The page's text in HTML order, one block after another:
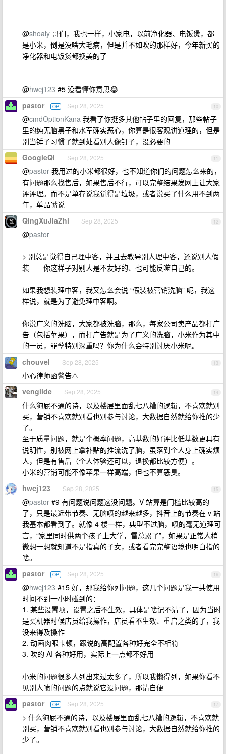
@shoaly 哥们，我也一样，小家电，以前净化器、电饭煲，都
是小米，倒是没啥大毛病，但是并不如吹的那样好，今年新买的
净化器和电饭煲都换美的了
@hwcj123 #5 没看懂你意思😂
10
pastor OP Sep 28, 2025
@cmdOptionKana 我看了你挺多其他帖子里的回复，那些帖子
里的纯无脑黑子和水军确实恶心，你算是很客观讲道理的，但是
别当锤子习惯了就到处看别人像钉子，没必要的
11
GoogleQi Sep 28, 2025
@pastor 我用过的小米都很好，也不知道你们的问题怎么来的，
有问题那么找售后，如果售后不行，可以完整结果发网上让大家
评评理。而不是单存说我觉得是垃圾，或者说买了什么用不到两
年，单品嘴说
12
QingXuJiaZhi Sep 28, 2025
@pastor
> 别总是觉得自己理中客，并且去教导别人理中客，还说别人假
装——你这样子对别人是不友好的、也可能反噬自己的。
如果我想装理中客，我又怎么会说 “假装被营销洗脑” 呢，我这
样说，就是为了避免理中客啊。
你说广义的洗脑，大家都被洗脑，那么，每家公司卖产品都打广
告（包括苹果），而打广告就是为了广义的洗脑，小米作为其中
的一员，罪孽特别深重吗？你为什么会特别讨厌小米呢。
13
chouvel Sep 28, 2025
小心律师函警告⚠️
14
venglide Sep 28, 2025
什么狗屁不通的诗，以及楼层里面乱七八糟的逻辑，不喜欢就别
买，营销不喜欢就别看也别参与讨论，大数据自然就给你推的少
了。
至于质量问题，就是个概率问题，高基数的好评比低基数更具有
说明性，别被网上拿补贴的推流洗了脑，虽落到个人身上确实烦
人，但是有售后（个人体验还可以，退换都比较方便）。
小米的营销可能不像苹果一样高端，但也不算恶臭。
15
hwcj123 Sep 28, 2025
@pastor #9 有问题说问题这没问题。V 站算是门槛比较高的
了，只是最近带节奏、无脑喷的越来越多，抖音上的节奏在 v 站
我基本都看到了。就像 4 楼一样，典型不过脑，喷的毫无道理可
言，“家里同时供两个孩子上大学，雷总累了”，如果是正常人稍
微想一想就知道不是指真的子女，或者看完完整语境也明白指的
啥。
16
pastor OP Sep 28, 2025
@hwcj123 #15 好，那我给你列问题，这几个问题是我一共使用
时间不到一小时碰到的：
1. 某些设置项，设置之后不生效，具体是啥记不清了，因为当时
是买机器时候店员给我操作，店员看不生效、重启之类的了，我
没来得及操作
2. 动画肉眼卡顿，跟说的高配置各种好完全不相符
3. 吹的 AI 各种好用，实际上一点都不好用
小米的问题很多人列出来过太多了，所以我懒得列，如果你看不
见别人喷的问题的点就说它没问题，那请自便
17
pastor OP Sep 28, 2025
> 什么狗屁不通的诗，以及楼层里面乱七八糟的逻辑，不喜欢就
别买，营销不喜欢就别看也别参与讨论，大数据自然就给你推的
少了。